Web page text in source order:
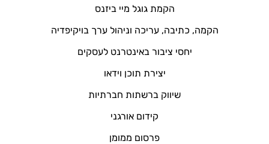
הקמת גוגל מיי ביזנס
הקמה, כתיבה, עריכה וניהול ערך בויקיפדיה
יחסי ציבור באינטרנט לעסקים
יצירת תוכן וידאו
שיווק ברשתות חברתיות
קידום אורגני
פרסום ממומן